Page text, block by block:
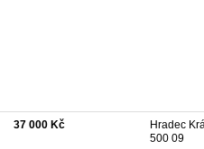
37 000 Kč
Hradec
500 09